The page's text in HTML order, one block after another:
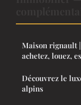
Maison rignault
achetez, louez,
Découvrez le
alpins